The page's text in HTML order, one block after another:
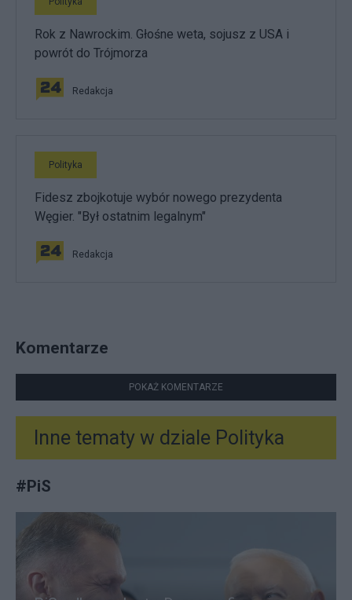
Rok z Nawrockim. Głośne weta, sojusz z USA i
powrót do Trójmorza
Redakcja
Polityka
Fidesz zbojkotuje wybór nowego prezydenta
Węgier. "Był ostatnim legalnym"
Redakcja
Komentarze
POKAŻ KOMENTARZE
Inne tematy w dziale Polityka
#PiS